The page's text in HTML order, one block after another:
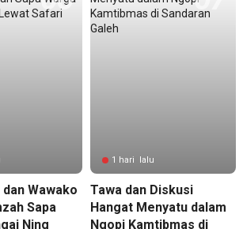
Wawako
Sapa
Ning
1 hari lalu
Tawa dan Diskusi
Hangat Menyatu dalam
Ngopi Kamtibmas di